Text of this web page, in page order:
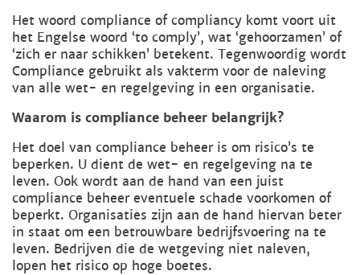
Het woord compliance of compliancy komt voort uit
het Engelse woord ‘to comply’, wat ‘gehoorzamen’ of
‘zich er naar schikken’ betekent. Tegenwoordig wordt
Compliance gebruikt als vakterm voor de naleving
van alle wet- en regelgeving in een organisatie.
Waarom is compliance beheer belangrijk?
Het doel van compliance beheer is om risico’s te
beperken. U dient de wet- en regelgeving na te
leven. Ook wordt aan de hand van een juist
compliance beheer eventuele schade voorkomen of
beperkt. Organisaties zijn aan de hand hiervan beter
in staat om een betrouwbare bedrijfsvoering na te
leven. Bedrijven die de wetgeving niet naleven,
lopen het risico op hoge boetes.